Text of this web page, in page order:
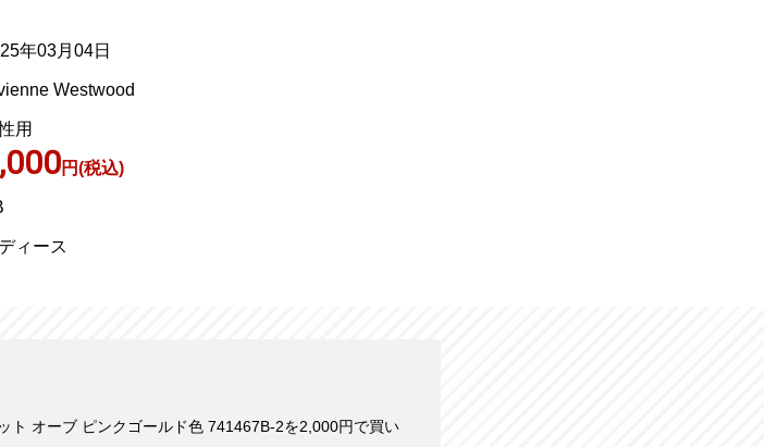
年03月04日
Westwood
用
円(税込)
ィース
ト オーブ ピンクゴールド色 741467B-2を2,000円で買い